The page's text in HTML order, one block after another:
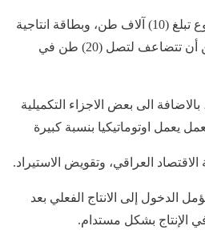
* الطاقة الاستيعابية للمشروع تبلغ (10) آلاف طن، وبطاقة انتاجية
(10) طن في الساعة، ويمكن أن تتضاعف لتصل (20) طن في
الى بعض الاجزاء التكميلية
يعمل اوتوماتيكيا بنسبة كبيرة
العراقي، وتقويض الاستيراد.
الدخول إلى الانتاج الفعلي بعد
في الإنتاج بشكل مستدام.